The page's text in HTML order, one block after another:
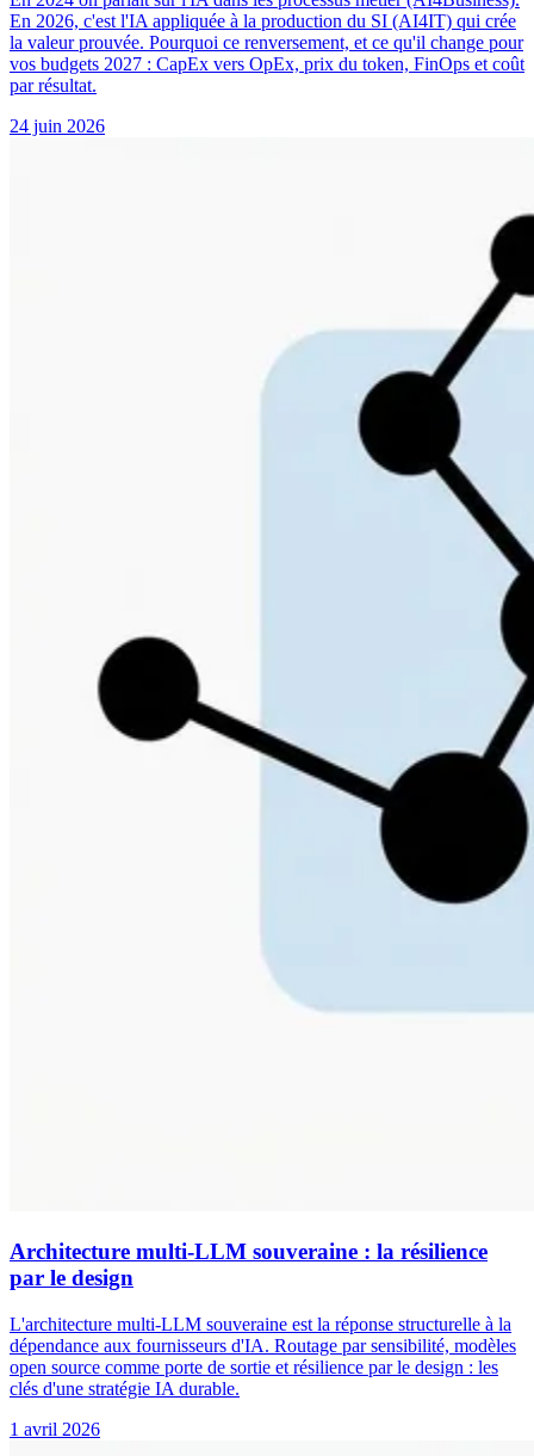
En 2026, c'est l'IA appliquée à la production du SI (AI4IT) qui crée
la valeur prouvée. Pourquoi ce renversement, et ce qu'il change pour
vos budgets 2027 : CapEx vers OpEx, prix du token, FinOps et coût
par résultat.
24 juin 2026
Architecture multi-LLM souveraine : la résilience
par le design
L'architecture multi-LLM souveraine est la réponse structurelle à la
dépendance aux fournisseurs d'IA. Routage par sensibilité, modèles
open source comme porte de sortie et résilience par le design : les
clés d'une stratégie IA durable.
1 avril 2026